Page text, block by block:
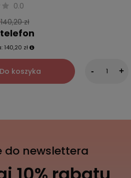
0.0
140,20 zł
140,20 zł
Do koszyka - +
do newslettera